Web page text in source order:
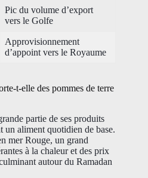
Pic du volume d’export
vers le Golfe
Approvisionnement
d’appoint vers le Royaume
t-elle des pommes de terre
partie de ses produits
un aliment quotidien de base.
mer Rouge, un grand
à la chaleur et des prix
autour du Ramadan